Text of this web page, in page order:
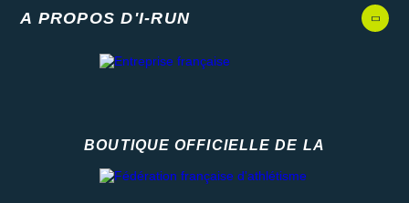
A PROPOS D'I-RUN
BOUTIQUE OFFICIELLE DE LA